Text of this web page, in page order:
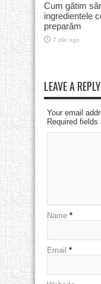
Cum gătim
ingredientele
preparăm
7 zile ago
LEAVE A REPLY
Your email
Required fields
Name *
Email *